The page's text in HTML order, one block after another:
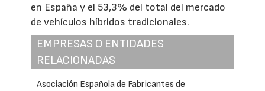
en España y el 53,3% del total del mercado
de vehículos híbridos tradicionales.
EMPRESAS O ENTIDADES
RELACIONADAS
Asociación Española de Fabricantes de